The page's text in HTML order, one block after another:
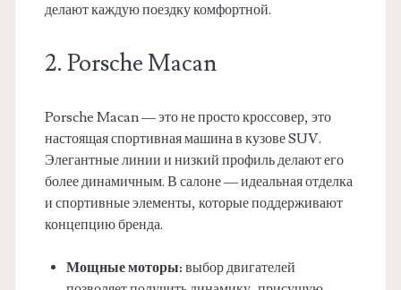
делают каждую поездку комфортной.
2. Porsche Macan
Porsche Macan — это не просто кроссовер, это
настоящая спортивная машина в кузове SUV.
Элегантные линии и низкий профиль делают его
более динамичным. В салоне — идеальная отделка
и спортивные элементы, которые поддерживают
концепцию бренда.
Мощные моторы: выбор двигателей